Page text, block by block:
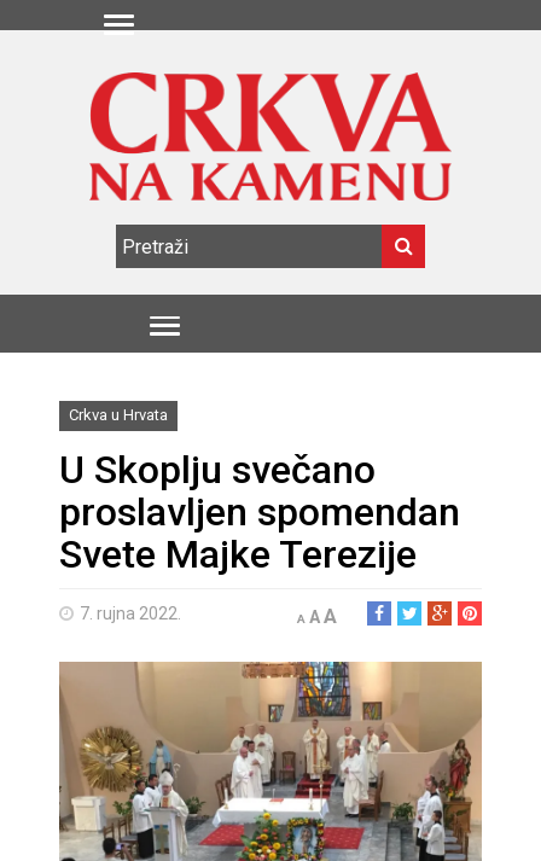
Crkva u Hrvata
U Skoplju svečano
proslavljen spomendan
Svete Majke Terezije
7. rujna 2022. A AA